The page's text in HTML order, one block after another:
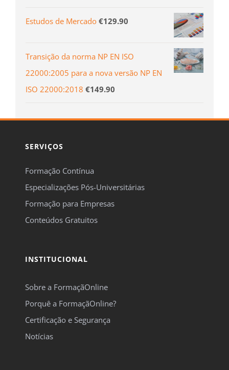
Estudos de Mercado €129.90
Transição da norma NP EN ISO
22000:2005 para a nova versão NP EN
ISO 22000:2018 €149.90
SERVIÇOS
Formação Contínua
Especializações Pós-Universitárias
Formação para Empresas
Conteúdos Gratuitos
INSTITUCIONAL
Sobre a FormaçãOnline
Porquê a FormaçãOnline?
Certificação e Segurança
Notícias